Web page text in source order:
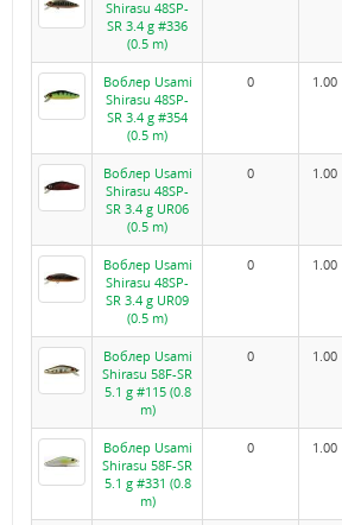
Shirasu 48SP-
SR 3.4 g #336
(0.5 m)
Воблер Usami
Shirasu 48SP-
SR 3.4 g #354
(0.5 m)
0 1.00
Воблер Usami
Shirasu 48SP-
SR 3.4 g UR06
(0.5 m)
0 1.00
Воблер Usami
Shirasu 48SP-
SR 3.4 g UR09
(0.5 m)
0 1.00
Воблер Usami
Shirasu 58F-SR
5.1 g #115 (0.8
m)
0 1.00
Воблер Usami
Shirasu 58F-SR
5.1 g #331 (0.8
m)
0 1.00